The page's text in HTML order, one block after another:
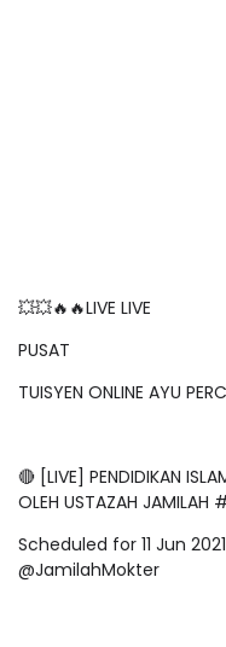
💥💥🔥🔥LIVE LIVE
PUSAT
TUISYEN ONLINE AYU
🔴 [LIVE] PENDIDIKAN
OLEH USTAZAH JAMILAH
Scheduled for 11 Jun
@JamilahMokter